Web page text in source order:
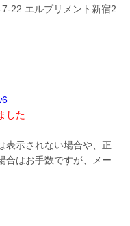
エルプリメント新宿2
した
表示されない場合や、正
合はお手数ですが、メー